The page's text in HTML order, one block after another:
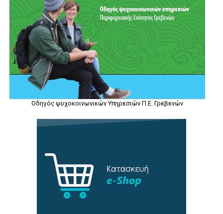
Οδηγός ψυχοκοινωνικών Υπηρεσιών Π.Ε. Γρεβενών